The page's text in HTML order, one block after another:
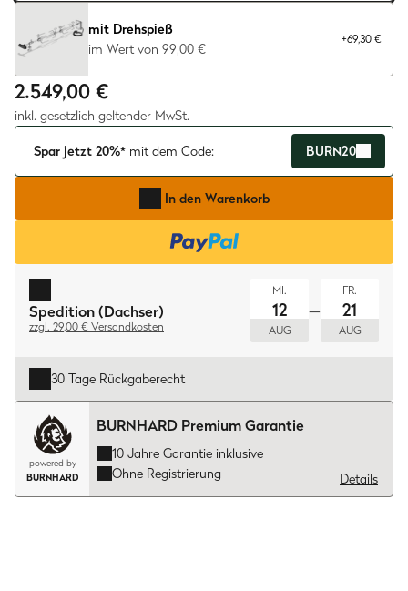
mit Drehspieß
im Wert von 99,00 €
+69,30 €
2.549,00 €
inkl. gesetzlich geltender MwSt.
Spar jetzt 20%* mit dem Code: BURN20
In den Warenkorb
Spedition (Dachser)
zzgl. 29,00 € Versandkosten
MI.
12
AUG
—
FR.
21
AUG
30 Tage Rückgaberecht
powered by
BURNHARD
BURNHARD Premium Garantie
10 Jahre Garantie inklusive
Ohne Registrierung
Details